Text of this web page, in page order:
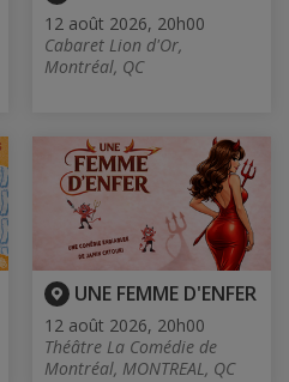
12 août 2026, 20h00
Cabaret Lion d'Or,
Montréal, QC
UNE FEMME D'ENFER
12 août 2026, 20h00
Théâtre La Comédie de
Montréal, MONTREAL, QC